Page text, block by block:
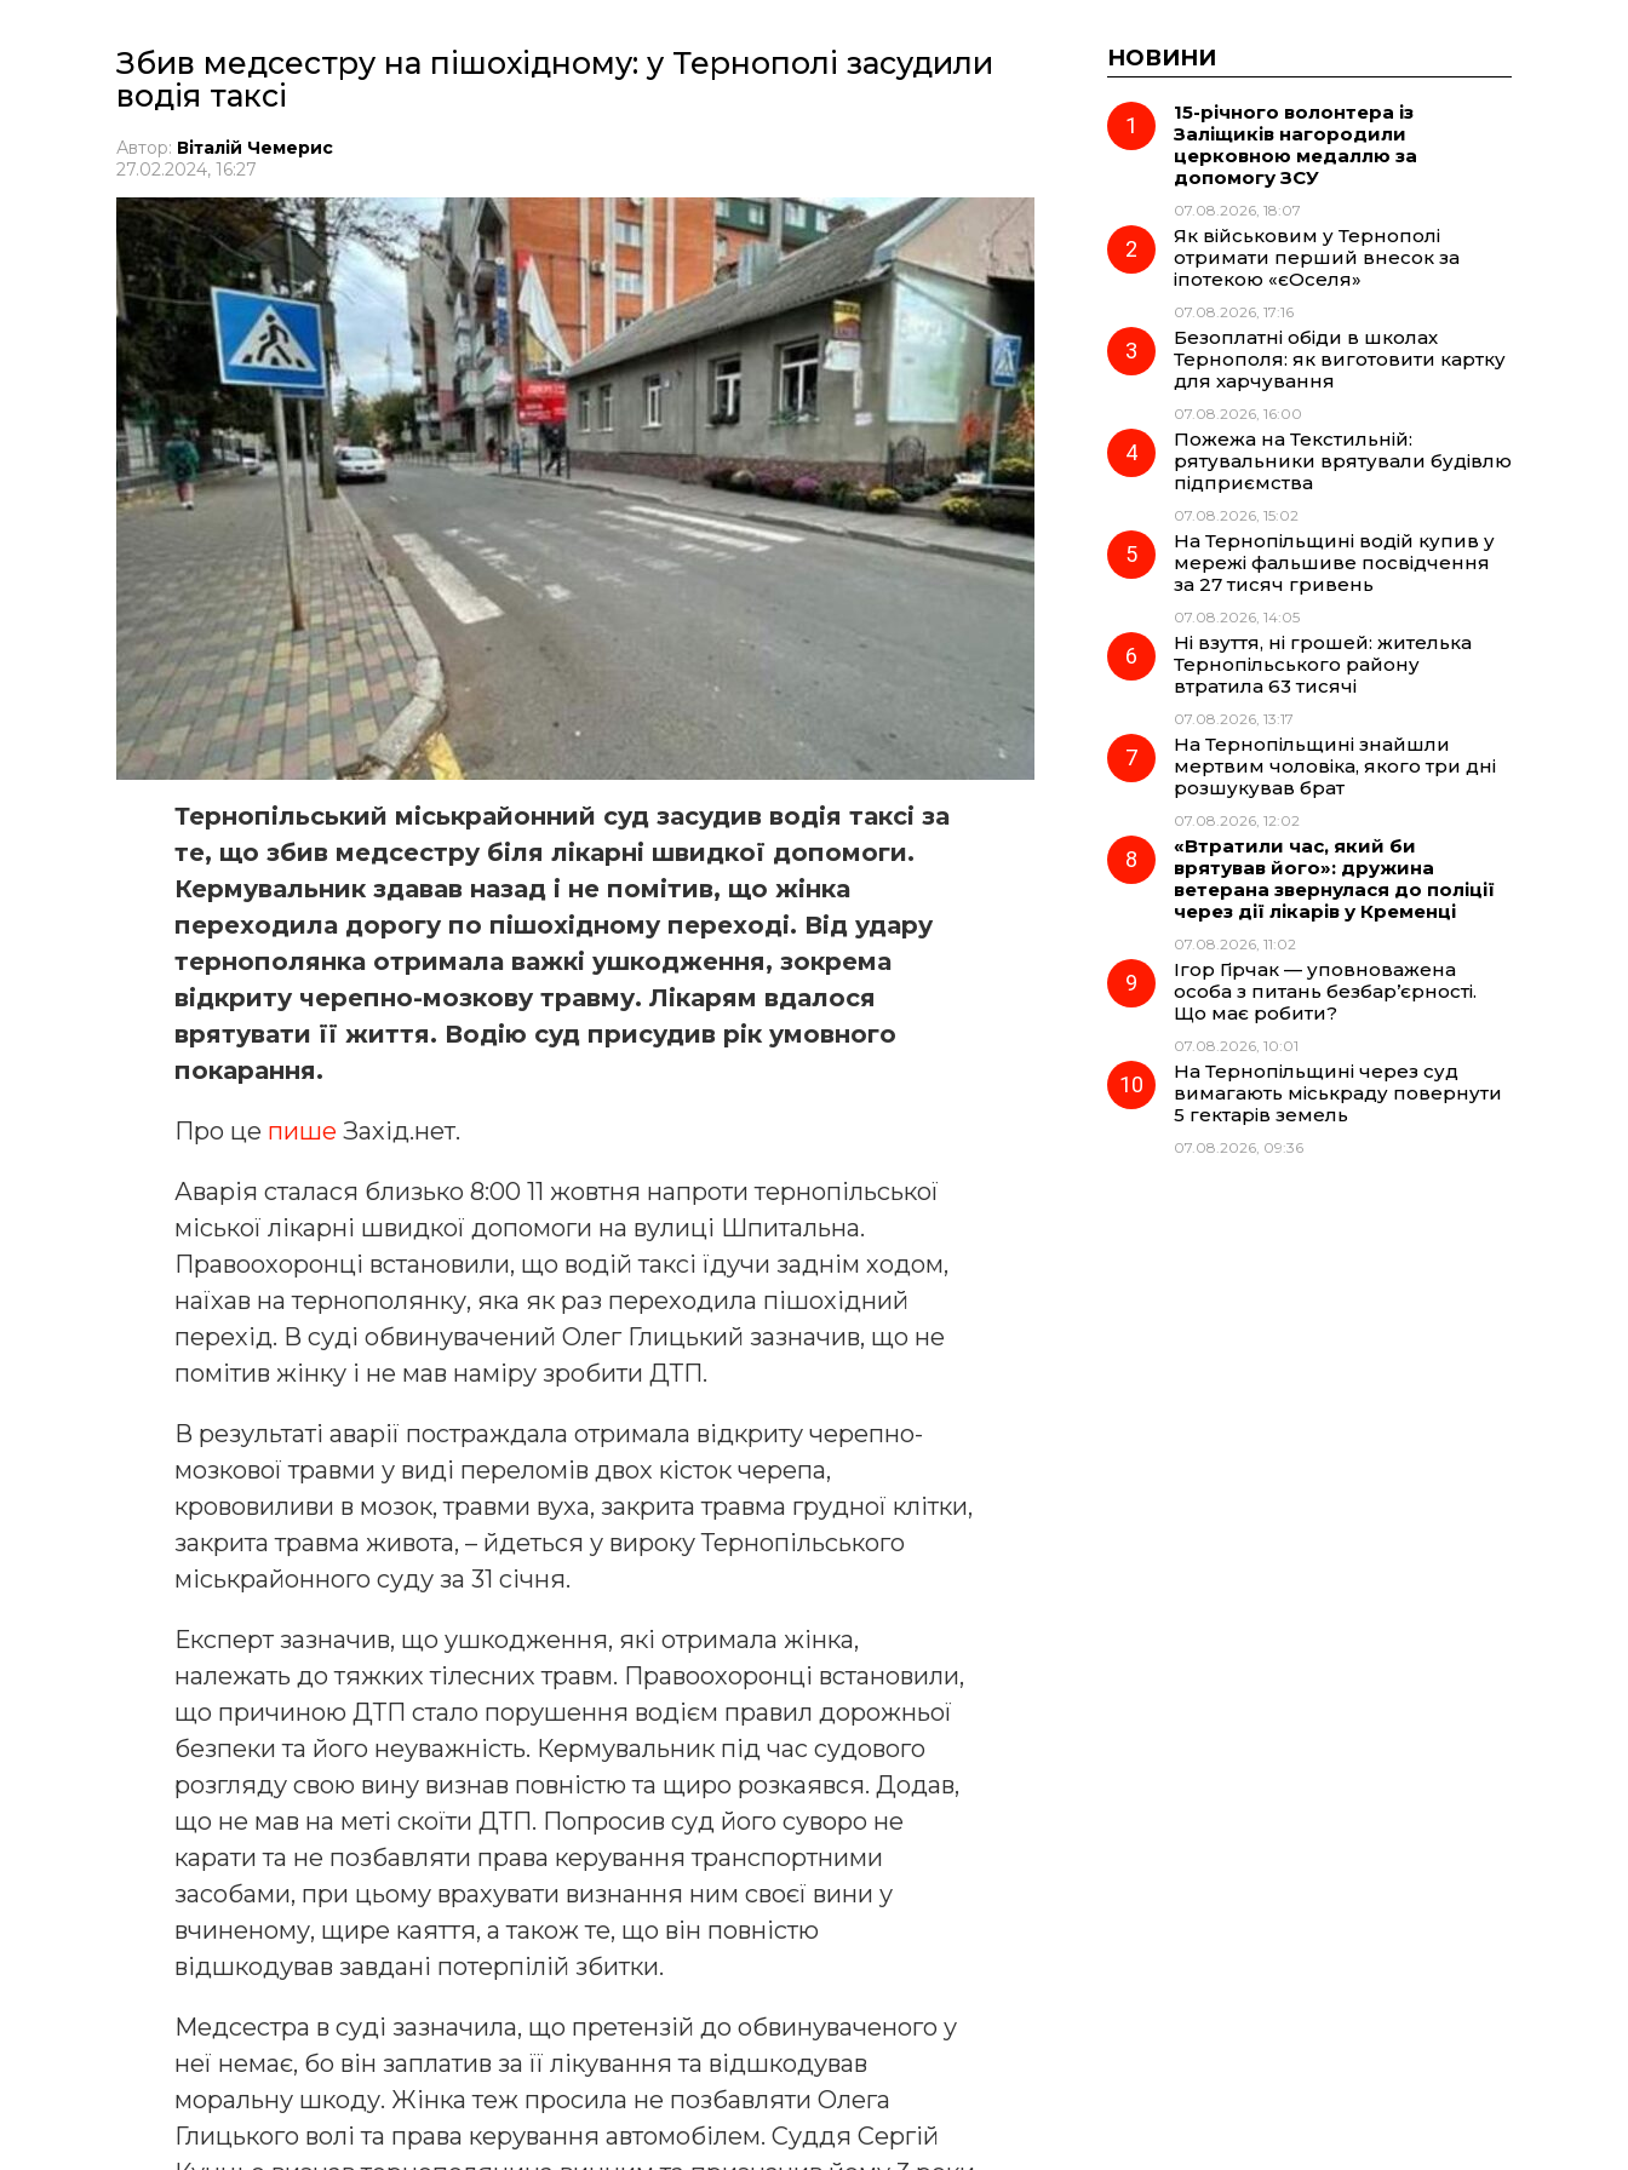
Збив медсестру на пішохідному: у Тернополі засудили
водія таксі
Автор: Віталій Чемерис
27.02.2024, 16:27
Тернопільський міськрайонний суд засудив водія таксі за
те, що збив медсестру біля лікарні швидкої допомоги.
Кермувальник здавав назад і не помітив, що жінка
переходила дорогу по пішохідному переході. Від удару
тернополянка отримала важкі ушкодження, зокрема
відкриту черепно-мозкову травму. Лікарям вдалося
врятувати її життя. Водію суд присудив рік умовного
покарання.
Про це пише Захід.нет.
Аварія сталася близько 8:00 11 жовтня напроти тернопільської
міської лікарні швидкої допомоги на вулиці Шпитальна.
Правоохоронці встановили, що водій таксі їдучи заднім ходом,
наїхав на тернополянку, яка як раз переходила пішохідний
перехід. В суді обвинувачений Олег Глицький зазначив, що не
помітив жінку і не мав наміру зробити ДТП.
В результаті аварії постраждала отримала відкриту черепно-
мозкової травми у виді переломів двох кісток черепа,
крововиливи в мозок, травми вуха, закрита травма грудної клітки,
закрита травма живота, – йдеться у вироку Тернопільського
міськрайонного суду за 31 січня.
Експерт зазначив, що ушкодження, які отримала жінка,
належать до тяжких тілесних травм. Правоохоронці встановили,
що причиною ДТП стало порушення водієм правил дорожньої
безпеки та його неуважність. Кермувальник під час судового
розгляду свою вину визнав повністю та щиро розкаявся. Додав,
що не мав на меті скоїти ДТП. Попросив суд його суворо не
карати та не позбавляти права керування транспортними
засобами, при цьому врахувати визнання ним своєї вини у
вчиненому, щире каяття, а також те, що він повністю
відшкодував завдані потерпілій збитки.
Медсестра в суді зазначила, що претензій до обвинуваченого у
неї немає, бо він заплатив за її лікування та відшкодував
моральну шкоду. Жінка теж просила не позбавляти Олега
Глицького волі та права керування автомобілем. Суддя Сергій
НОВИНИ
15-річного волонтера із
Заліщиків нагородили
церковною медаллю за
допомогу ЗСУ
07.08.2026, 18:07
Як військовим у Тернополі
отримати перший внесок за
іпотекою «єОселя»
07.08.2026, 17:16
Безоплатні обіди в школах
Тернополя: як виготовити картку
для харчування
07.08.2026, 16:00
Пожежа на Текстильній:
рятувальники врятували будівлю
підприємства
07.08.2026, 15:02
На Тернопільщині водій купив у
мережі фальшиве посвідчення
за 27 тисяч гривень
07.08.2026, 14:05
Ні взуття, ні грошей: жителька
Тернопільського району
втратила 63 тисячі
07.08.2026, 13:17
На Тернопільщині знайшли
мертвим чоловіка, якого три дні
розшукував брат
07.08.2026, 12:02
«Втратили час, який би
врятував його»: дружина
ветерана звернулася до поліції
через дії лікарів у Кременці
07.08.2026, 11:02
Ігор Гірчак — уповноважена
особа з питань безбар’єрності.
Що має робити?
07.08.2026, 10:01
На Тернопільщині через суд
вимагають міськраду повернути
5 гектарів земель
07.08.2026, 09:36